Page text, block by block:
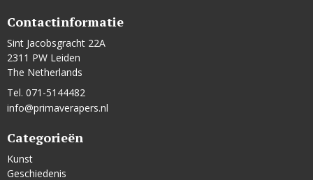
Contactinformatie
Sint Jacobsgracht 22A
2311 PW Leiden
The Netherlands
Tel. 071-5144482
info@primaverapers.nl
Categorieën
Kunst
Geschiedenis